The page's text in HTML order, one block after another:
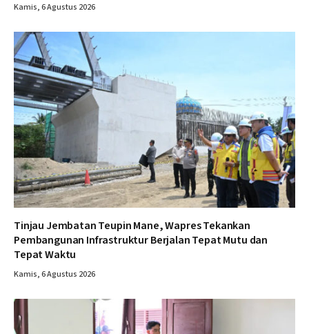
Kamis, 6 Agustus 2026
Tinjau Jembatan Teupin Mane, Wapres Tekankan
Pembangunan Infrastruktur Berjalan Tepat Mutu dan
Tepat Waktu
Kamis, 6 Agustus 2026